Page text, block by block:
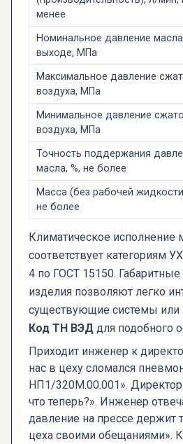
менее
Номинальное давление
выходе, МПа
Максимальное давление
воздуха, МПа
Минимальное давление
воздуха, МПа
Точность поддержания
масла, %, не более
Масса (без рабочей
не более
Климатическое исполнение
соответствует категориям
4 по ГОСТ 15150.
изделия позволяют легко
существующие системы или
Код ТН ВЭД для подобного
Приходит инженер к
нас в цеху сломался
НП1/320М.00.001».
что теперь?». Инженер
давление на прессе держит
цеха своими обещаниями».